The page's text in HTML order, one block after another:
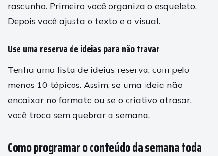
rascunho. Primeiro você organiza o esqueleto.
Depois você ajusta o texto e o visual.
Use uma reserva de ideias para não travar
Tenha uma lista de ideias reserva, com pelo
menos 10 tópicos. Assim, se uma ideia não
encaixar no formato ou se o criativo atrasar,
você troca sem quebrar a semana.
Como programar o conteúdo da semana toda